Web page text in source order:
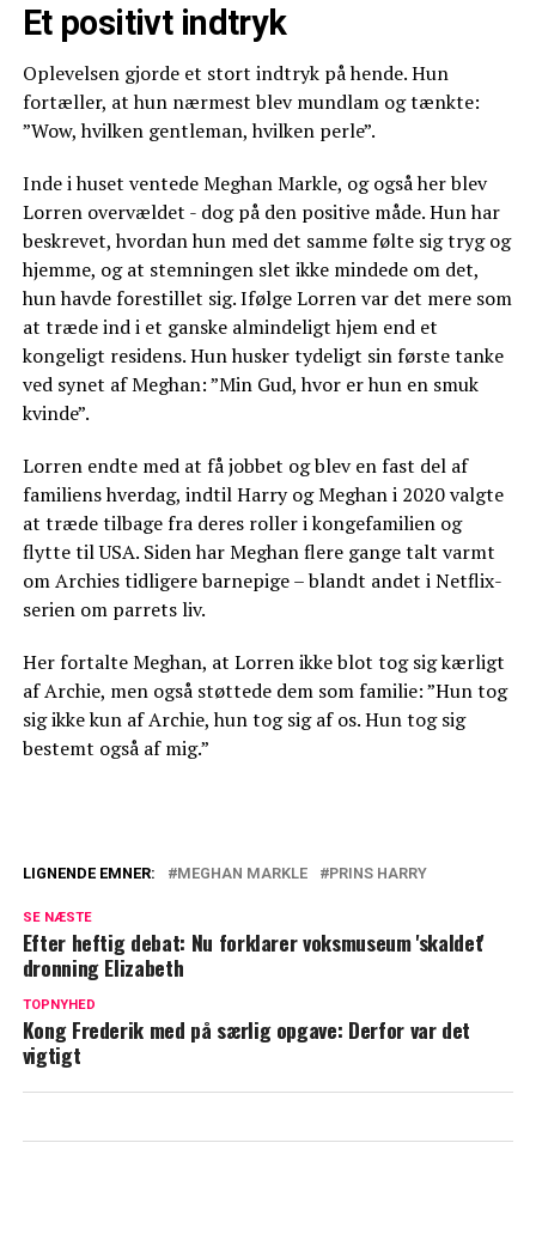
Et positivt indtryk
Oplevelsen gjorde et stort indtryk på hende. Hun
fortæller, at hun nærmest blev mundlam og tænkte:
”Wow, hvilken gentleman, hvilken perle”.
Inde i huset ventede Meghan Markle, og også her blev
Lorren overvældet - dog på den positive måde. Hun har
beskrevet, hvordan hun med det samme følte sig tryg og
hjemme, og at stemningen slet ikke mindede om det,
hun havde forestillet sig. Ifølge Lorren var det mere som
at træde ind i et ganske almindeligt hjem end et
kongeligt residens. Hun husker tydeligt sin første tanke
ved synet af Meghan: ”Min Gud, hvor er hun en smuk
kvinde”.
Lorren endte med at få jobbet og blev en fast del af
familiens hverdag, indtil Harry og Meghan i 2020 valgte
at træde tilbage fra deres roller i kongefamilien og
flytte til USA. Siden har Meghan flere gange talt varmt
om Archies tidligere barnepige – blandt andet i Netflix-
serien om parrets liv.
Her fortalte Meghan, at Lorren ikke blot tog sig kærligt
af Archie, men også støttede dem som familie: ”Hun tog
sig ikke kun af Archie, hun tog sig af os. Hun tog sig
bestemt også af mig.”
at ny dokumentar ødelægger alt
Nyt klip florerer: Det siger Meghan om
LIGNENDE EMNER: MEGHAN MARKLE PRINS HARRY
SE NÆSTE
Efter heftig debat: Nu forklarer voksmuseum 'skaldet'
dronning Elizabeth
TOPNYHED
Kong Frederik med på særlig opgave: Derfor var det
vigtigt